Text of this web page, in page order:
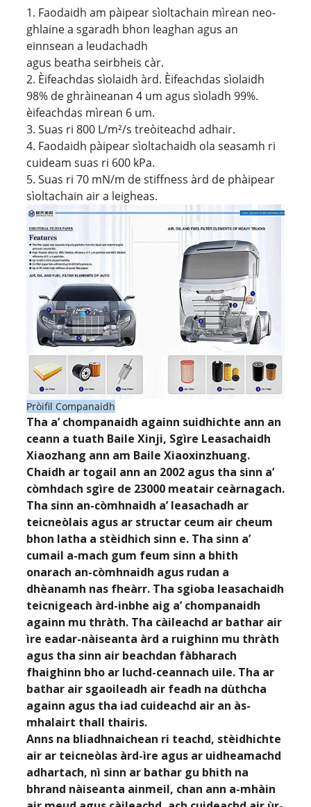
1. Faodaidh am pàipear sìoltachain mìrean neo-
ghlaine a sgaradh bhon leaghan agus an
einnsean a leudachadh
agus beatha seirbheis càr.
2. Èifeachdas sìolaidh àrd. Èifeachdas sìolaidh
98% de ghràineanan 4 um agus sìoladh 99%.
èifeachdas mìrean 6 um.
3. Suas ri 800 L/m²/s treòiteachd adhair.
4. Faodaidh pàipear sìoltachaidh ola seasamh ri
cuideam suas ri 600 kPa.
5. Suas ri 70 mN/m de stiffness àrd de phàipear
sìoltachain air a leigheas.
Pròifil Companaidh
Tha a’ chompanaidh againn suidhichte ann an
ceann a tuath Baile Xinji, Sgìre Leasachaidh
Xiaozhang ann am Baile Xiaoxinzhuang.
Chaidh ar togail ann an 2002 agus tha sinn a’
còmhdach sgìre de 23000 meatair ceàrnagach.
Tha sinn an-còmhnaidh a’ leasachadh ar
teicneòlais agus ar structar ceum air cheum
bhon latha a stèidhich sinn e. Tha sinn a’
cumail a-mach gum feum sinn a bhith
onarach an-còmhnaidh agus rudan a
dhèanamh nas fheàrr. Tha sgioba leasachaidh
teicnigeach àrd-inbhe aig a’ chompanaidh
againn mu thràth. Tha càileachd ar bathar air
ìre eadar-nàiseanta àrd a ruighinn mu thràth
agus tha sinn air beachdan fàbharach
fhaighinn bho ar luchd-ceannach uile. Tha ar
bathar air sgaoileadh air feadh na dùthcha
againn agus tha iad cuideachd air an às-
mhalairt thall thairis.
Anns na bliadhnaichean ri teachd, stèidhichte
air ar teicneòlas àrd-ìre agus ar uidheamachd
adhartach, nì sinn ar bathar gu bhith na
bhrand nàiseanta ainmeil, chan ann a-mhàin